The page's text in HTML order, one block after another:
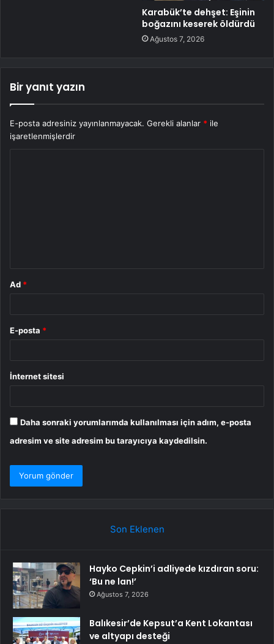
Karabük’te dehşet: Eşinin
boğazını keserek öldürdü
Ağustos 7, 2026
Bir yanıt yazın
E-posta adresiniz yayınlanmayacak. Gerekli alanlar * ile
işaretlenmişlerdir
Ad *
E-posta *
İnternet sitesi
Daha sonraki yorumlarımda kullanılması için adım, e-posta
adresim ve site adresim bu tarayıcıya kaydedilsin.
Son Eklenen
Hayko Cepkin’i adliyede kızdıran soru:
‘Bu ne lan!’
Ağustos 7, 2026
Balıkesir’de Kepsut’a Kent Lokantası
ve altyapı desteği